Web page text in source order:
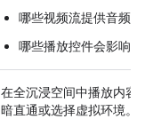
哪些视频流提供音频
哪些播放控件会影响
在全沉浸空间中播放内容
暗直通或选择虚拟环境。